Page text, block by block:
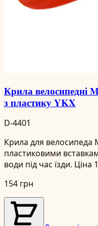
Крила велосипедні
з пластику YKX
D-4401
Крила для велосипеда
пластиковими
води під час їзди.
154 грн